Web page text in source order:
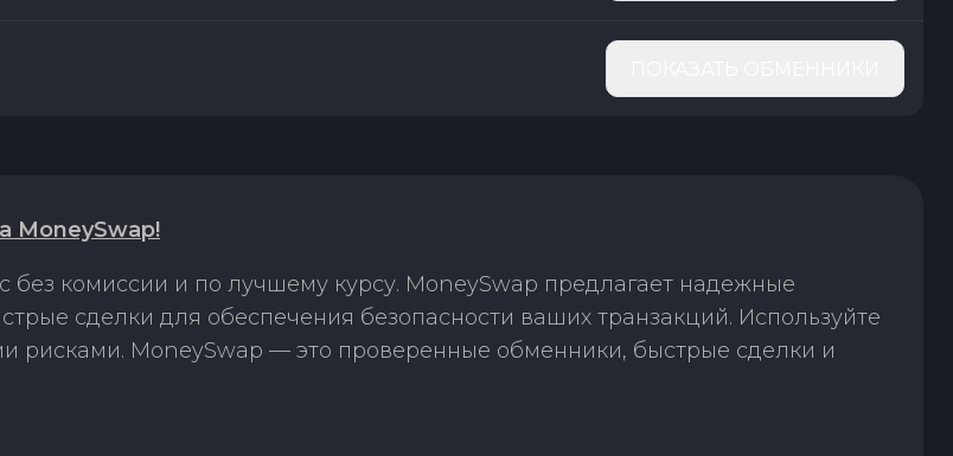
MoneySwap!
комиссии и по лучшему курсу. MoneySwap предлагает надежные
сделки для обеспечения безопасности ваших транзакций. Используйте
рисками. MoneySwap — это проверенные обменники, быстрые сделки и